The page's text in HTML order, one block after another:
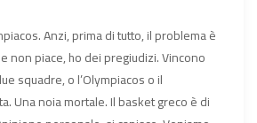
Anzi, prima di tutto, il problema è
non piace, ho dei pregiudizi. Vincono
squadre, o l’Olympiacos o il
Una noia mortale. Il basket greco è di